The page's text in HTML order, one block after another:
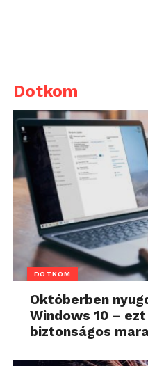
Dotkom
DOTKOM
Októberben
Windows 10 –
biztonságos